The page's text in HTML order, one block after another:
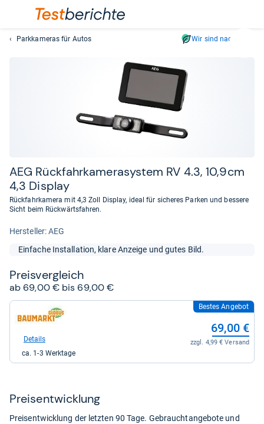
sich
Parkkameras für Autos Wir sind nachhaltig
AEG Rück­fahr­ka­me­ra­sys­tem RV 4.3, 10,9cm
4,3 Dis­play
Rückfahrkamera mit 4,3 Zoll Display, ideal für sicheres Parken und bessere
Sicht beim Rückwärtsfahren.
Her­stel­ler: AEG
Einfache Installation, klare Anzeige und gutes Bild.
Preis­ver­gleich
ab 69,00 € bis 69,00 €
Shop:
Globus
für
Bestes Angebot
69,00 €
zzgl. 4,99 € Versand
Details
ca. 1-3 Werktage
Preis­ent­wick­lung
Preisentwicklung der letzten 90 Tage. Gebrauchtangebote und